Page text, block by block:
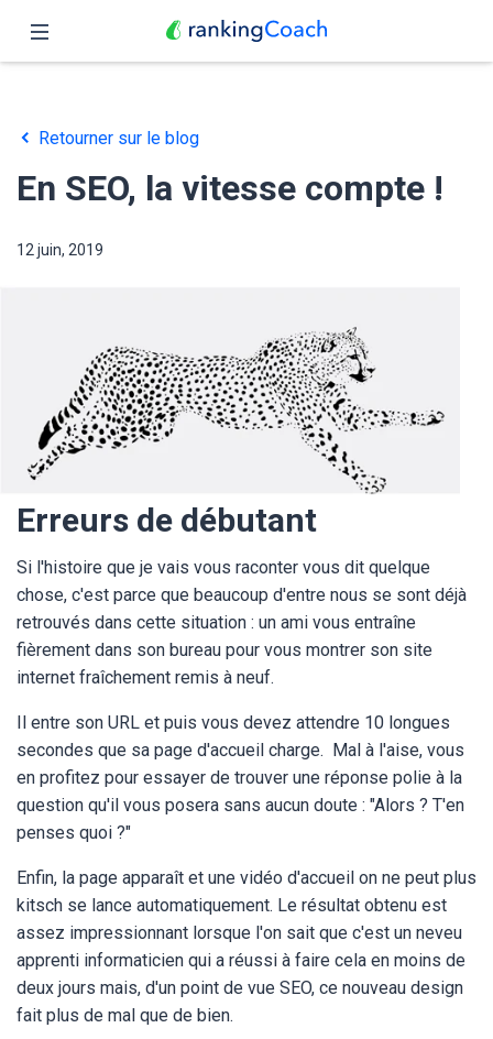
Fonctionnalités
Tarifs
Partenaires
Français
Retourner sur le blog
En SEO, la vitesse compte !
12 juin, 2019
Erreurs de débutant
Si l'histoire que je vais vous raconter vous dit quelque
chose, c'est parce que beaucoup d'entre nous se sont déjà
retrouvés dans cette situation : un ami vous entraîne
fièrement dans son bureau pour vous montrer son site
internet fraîchement remis à neuf.
Il entre son URL et puis vous devez attendre 10 longues
secondes que sa page d'accueil charge. Mal à l'aise, vous
en profitez pour essayer de trouver une réponse polie à la
question qu'il vous posera sans aucun doute : "Alors ? T'en
penses quoi ?"
Enfin, la page apparaît et une vidéo d'accueil on ne peut plus
kitsch se lance automatiquement. Le résultat obtenu est
assez impressionnant lorsque l'on sait que c'est un neveu
apprenti informaticien qui a réussi à faire cela en moins de
deux jours mais, d'un point de vue SEO, ce nouveau design
fait plus de mal que de bien.